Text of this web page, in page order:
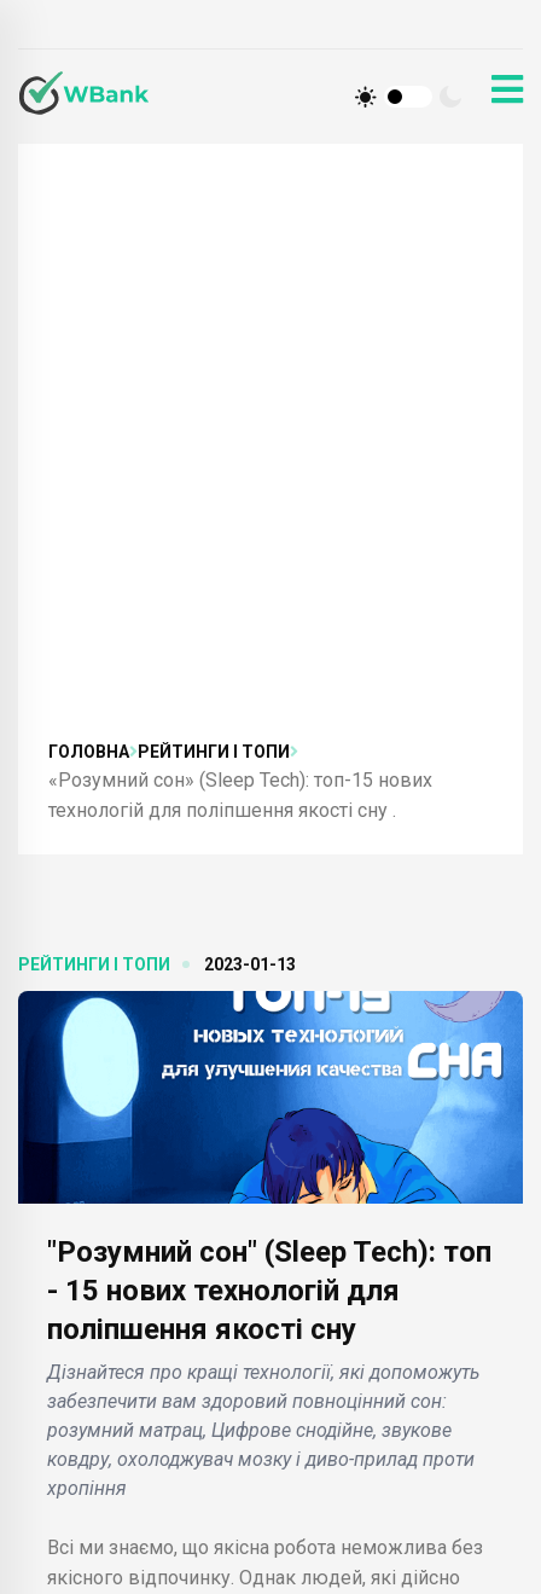
ГОЛОВНА РЕЙТИНГИ І ТОПИ
«Розумний сон» (Sleep Tech): топ-15 нових
технологій для поліпшення якості сну .
РЕЙТИНГИ І ТОПИ 2023-01-13
"Розумний сон" (Sleep Tech): топ
- 15 нових технологій для
поліпшення якості сну
Дізнайтеся про кращі технології, які допоможуть
забезпечити вам здоровий повноцінний сон:
розумний матрац, Цифрове снодійне, звукове
ковдру, охолоджувач мозку і диво-прилад проти
хропіння
Всі ми знаємо, що якісна робота неможлива без
якісного відпочинку. Однак людей, які дійсно